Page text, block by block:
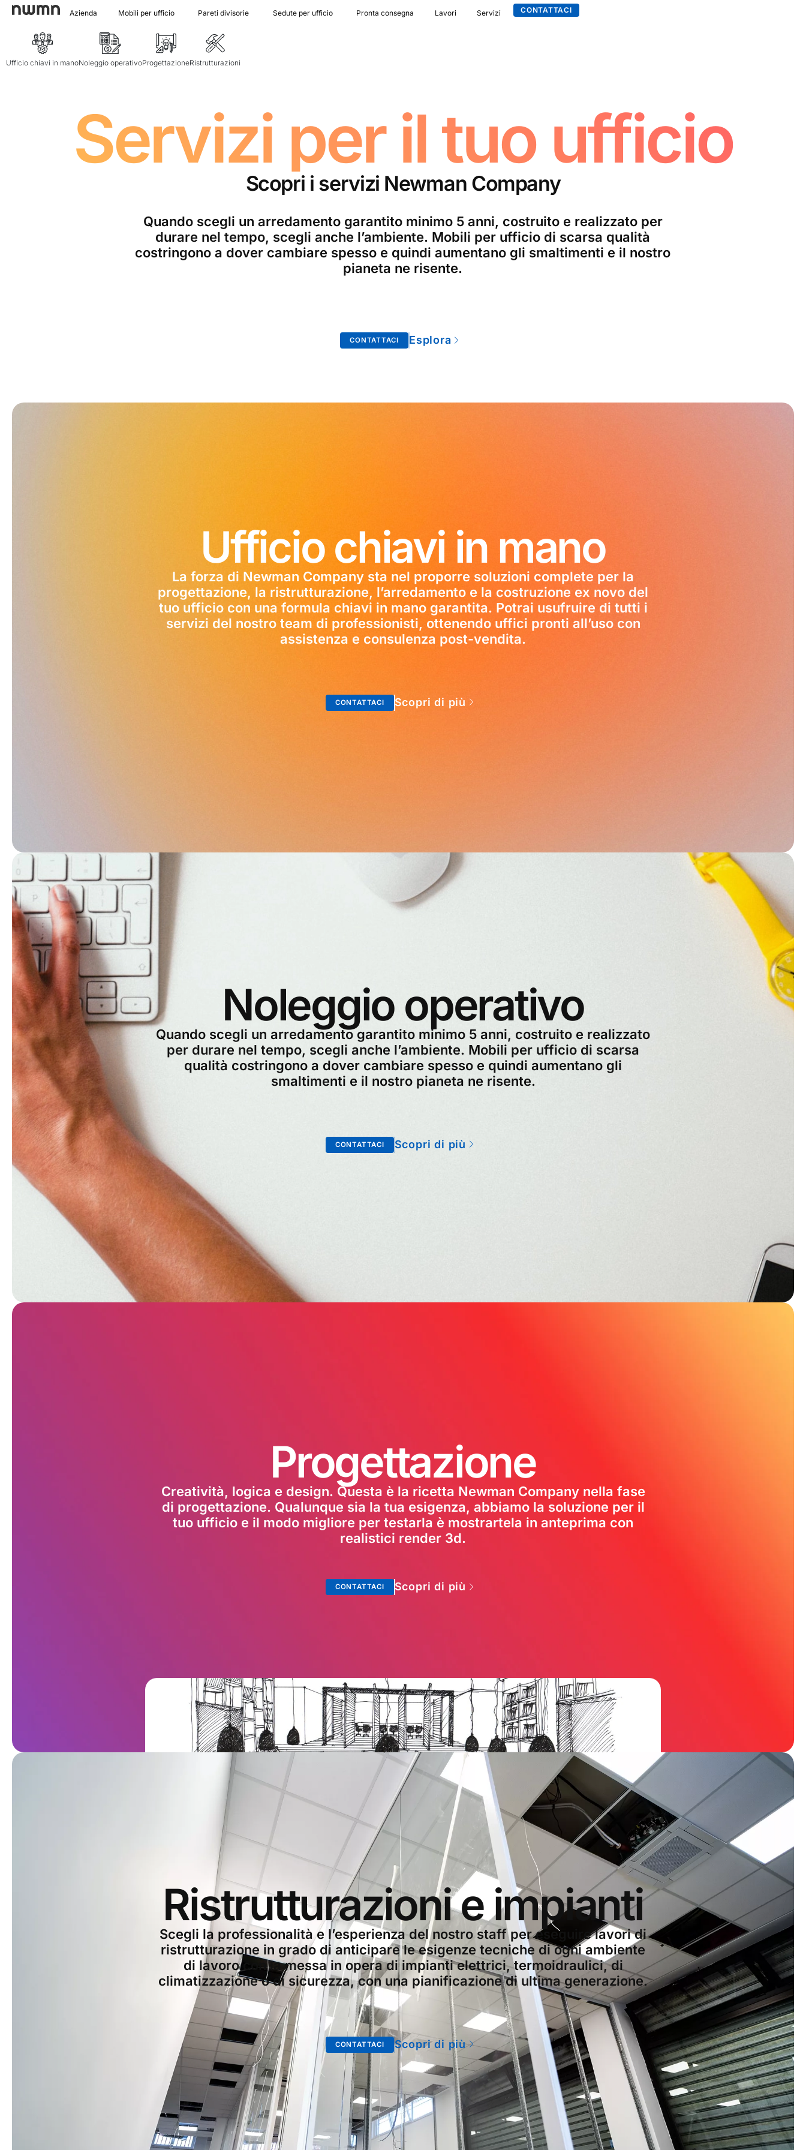
Azienda Mobili per ufficio Pareti divisorie Sedute per ufficio Pronta consegna Lavori Servizi CONTATTACI
Ufficio chiavi in manoNoleggio operativoProgettazioneRistrutturazioni
Servizi per il tuo ufficio
Scopri i servizi Newman Company
Quando scegli un arredamento garantito minimo 5 anni, costruito e realizzato per
durare nel tempo, scegli anche l’ambiente. Mobili per ufficio di scarsa qualità
costringono a dover cambiare spesso e quindi aumentano gli smaltimenti e il nostro
pianeta ne risente.
CONTATTACI Esplora
Ufficio chiavi in mano
La forza di Newman Company sta nel proporre soluzioni complete per la
progettazione, la ristrutturazione, l’arredamento e la costruzione ex novo del
tuo ufficio con una formula chiavi in mano garantita. Potrai usufruire di tutti i
servizi del nostro team di professionisti, ottenendo uffici pronti all’uso con
assistenza e consulenza post-vendita.
CONTATTACI Scopri di più
Noleggio operativo
Quando scegli un arredamento garantito minimo 5 anni, costruito e realizzato
per durare nel tempo, scegli anche l’ambiente. Mobili per ufficio di scarsa
qualità costringono a dover cambiare spesso e quindi aumentano gli
smaltimenti e il nostro pianeta ne risente.
CONTATTACI Scopri di più
Progettazione
Creatività, logica e design. Questa è la ricetta Newman Company nella fase
di progettazione. Qualunque sia la tua esigenza, abbiamo la soluzione per il
tuo ufficio e il modo migliore per testarla è mostrartela in anteprima con
realistici render 3d.
CONTATTACI Scopri di più
Ristrutturazioni e impianti
Scegli la professionalità e l’esperienza del nostro staff per eseguire lavori di
ristrutturazione in grado di anticipare le esigenze tecniche di ogni ambiente
di lavoro con la messa in opera di impianti elettrici, termoidraulici, di
climatizzazione o di sicurezza, con una pianificazione di ultima generazione.
CONTATTACI Scopri di più